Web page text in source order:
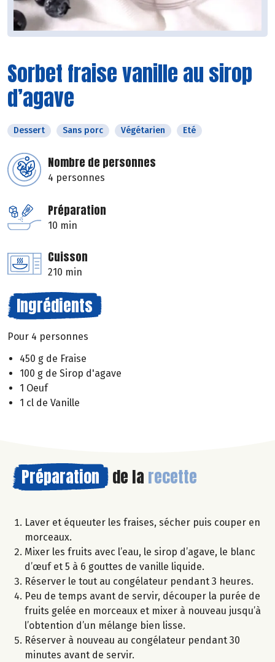
Sorbet fraise vanille au sirop
d’agave
Dessert Sans porc Végétarien Eté
Nombre de personnes
4 personnes
Préparation
10 min
Cuisson
210 min
Ingrédients
Pour 4 personnes
450 g de Fraise
100 g de Sirop d'agave
1 Oeuf
1 cl de Vanille
Préparation de la recette
Laver et équeuter les fraises, sécher puis couper en
morceaux.
Mixer les fruits avec l’eau, le sirop d’agave, le blanc
d’œuf et 5 à 6 gouttes de vanille liquide.
Réserver le tout au congélateur pendant 3 heures.
Peu de temps avant de servir, découper la purée de
fruits gelée en morceaux et mixer à nouveau jusqu’à
l’obtention d’un mélange bien lisse.
Réserver à nouveau au congélateur pendant 30
minutes avant de servir.